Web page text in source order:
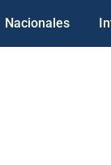
Nacionales